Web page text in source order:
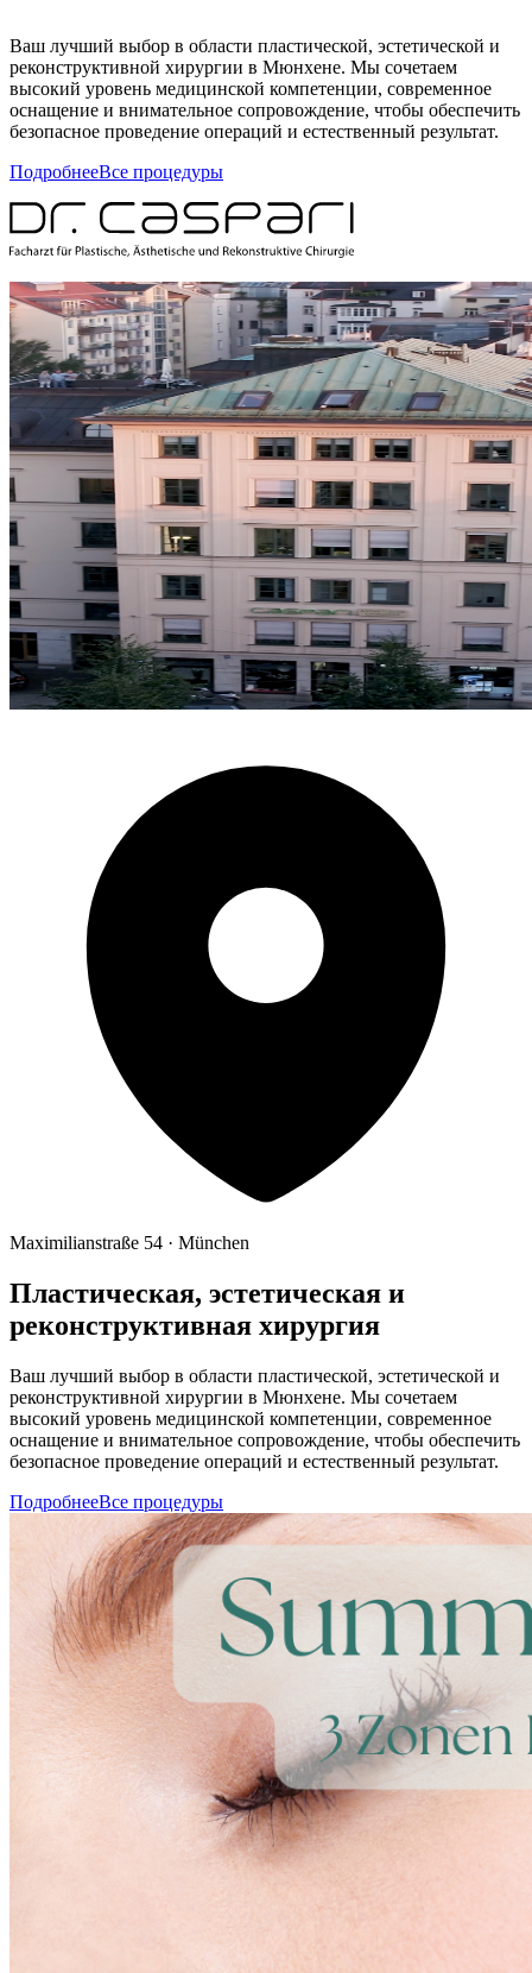
Ваш лучший выбор в области пластической, эстетической и
реконструктивной хирургии в Мюнхене. Мы сочетаем
высокий уровень медицинской компетенции, современное
оснащение и внимательное сопровождение, чтобы обеспечить
безопасное проведение операций и естественный результат.
ПодробнееВсе процедуры
Maximilianstraße 54 · München
Пластическая, эстетическая и
реконструктивная хирургия
Ваш лучший выбор в области пластической, эстетической и
реконструктивной хирургии в Мюнхене. Мы сочетаем
высокий уровень медицинской компетенции, современное
оснащение и внимательное сопровождение, чтобы обеспечить
безопасное проведение операций и естественный результат.
ПодробнееВсе процедуры